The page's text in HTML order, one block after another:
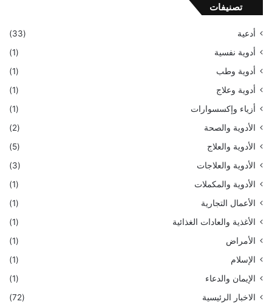
تصنيفات
أدعية
(33)
أدوية نفسية
(1)
أدوية وطب
(1)
أدوية وعلاج
(1)
أزياء وإكسسوارات
(1)
الأدوية والصحة
(2)
الأدوية والعلاج
(5)
الأدوية والعلاجات
(3)
الأدوية والمكملات
(1)
الأعمال التجارية
(1)
الأغذية والعادات الغذائية
(1)
الأمراض
(1)
الإسلام
(1)
الإيمان والدعاء
(1)
الاخبار الرئيسية
(72)